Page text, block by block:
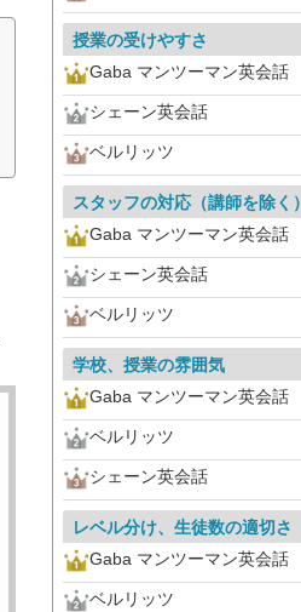
授業の受けやすさ
Gaba マンツーマン英会話
シェーン英会話
ベルリッツ
スタッフの対応（講師を除く）
Gaba マンツーマン英会話
シェーン英会話
ベルリッツ
学校、授業の雰囲気
Gaba マンツーマン英会話
ベルリッツ
シェーン英会話
レベル分け、生徒数の適切さ
Gaba マンツーマン英会話
ベルリッツ